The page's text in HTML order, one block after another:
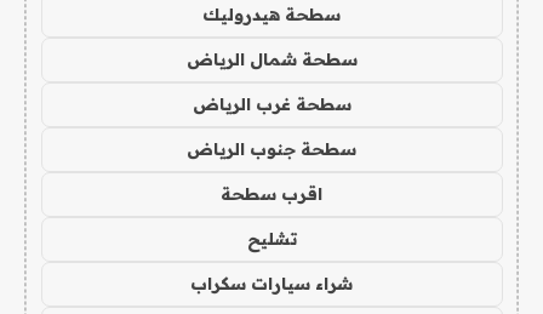
سطحة هيدروليك
سطحة شمال الرياض
سطحة غرب الرياض
سطحة جنوب الرياض
اقرب سطحة
تشليح
شراء سيارات سكراب